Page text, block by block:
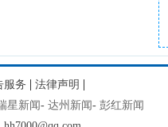
服务 | 法律声明 |
星新闻- 达州新闻- 彭红新闻